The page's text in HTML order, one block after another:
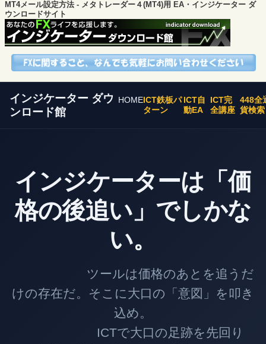
MT4メール設定方法 - メタトレーダー４(MT4)用 EA・インジケーター ダ
ウンロードサイト
インジケーター ダウ
ンロード館
HOMEICT鉄板パ
ターン
ICT自
動EA
ICT完
全講座
448全
貨検索
インジケーターは「価
格の後追い」でしかな
い。
ツールは価格のあとを追うだ
けの存在だ。そこに大口の「意図」を叩き
込め。
ICTで大口の足跡を先回り